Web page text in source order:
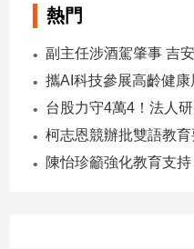
熱門
陳怡珍籲強化教育支